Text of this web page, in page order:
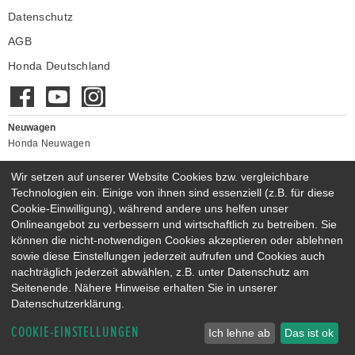
Montag - Freitag:
Samstag:
Teile & Zubehör
Montag - Freitag:
SB-Fahrzeugwäsche
Montag - Freitag:
07:30 - 18:00 Uhr
Unfall | Panne | Notruf
Service
Freitag:
Verkauf
Montag - Freitag:
Teile & Zubehör
Montag - Donnerstag:
07:45 - 17:00 Uhr
Freitag:
07:45 - 15:00 Uhr
Datenschutz
AGB
Honda Deutschland
Neuwagen
Honda Neuwagen
Honda Gebrauchtwagen
Honda Vorführwagen
Gesamtbestand
NEUWAGENMODELLE
HONDA JAZZ E:HEV
HONDA CIVIC E:HEV
HONDA PRELUDE E:HEV
HONDA HR-V E:HEV
HONDA ZR-V E:HEV
Wir setzen auf unserer Website Cookies bzw. vergleichbare
Technologien ein. Einige von ihnen sind essenziell (z.B. für diese
Cookie-Einwilligung), während andere uns helfen unser
Onlineangebot zu verbessern und wirtschaftlich zu betreiben. Sie
können die nicht-notwendigen Cookies akzeptieren oder ablehnen
sowie diese Einstellungen jederzeit aufrufen und Cookies auch
nachträglich jederzeit abwählen, z.B. unter Datenschutz am
Seitenende. Nähere Hinweise erhalten Sie in unserer
Datenschutzerklärung.
COOKIE-EINSTELLUNGEN Ich lehne ab Das ist ok